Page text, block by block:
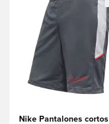
Nike Pantalones cortos